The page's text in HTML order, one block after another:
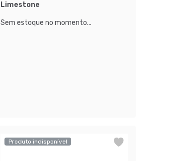
Limestone
Sem estoque no momento...
Produto indisponível